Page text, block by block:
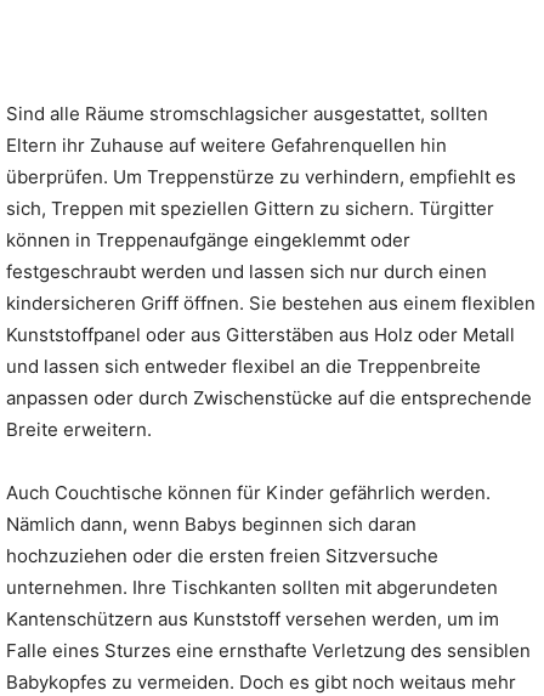
Sind alle Räume stromschlagsicher ausgestattet, sollten
Eltern ihr Zuhause auf weitere Gefahrenquellen hin
überprüfen. Um Treppenstürze zu verhindern, empfiehlt es
sich, Treppen mit speziellen Gittern zu sichern. Türgitter
können in Treppenaufgänge eingeklemmt oder
festgeschraubt werden und lassen sich nur durch einen
kindersicheren Griff öffnen. Sie bestehen aus einem flexiblen
Kunststoffpanel oder aus Gitterstäben aus Holz oder Metall
und lassen sich entweder flexibel an die Treppenbreite
anpassen oder durch Zwischenstücke auf die entsprechende
Breite erweitern.
Auch Couchtische können für Kinder gefährlich werden.
Nämlich dann, wenn Babys beginnen sich daran
hochzuziehen oder die ersten freien Sitzversuche
unternehmen. Ihre Tischkanten sollten mit abgerundeten
Kantenschützern aus Kunststoff versehen werden, um im
Falle eines Sturzes eine ernsthafte Verletzung des sensiblen
Babykopfes zu vermeiden. Doch es gibt noch weitaus mehr